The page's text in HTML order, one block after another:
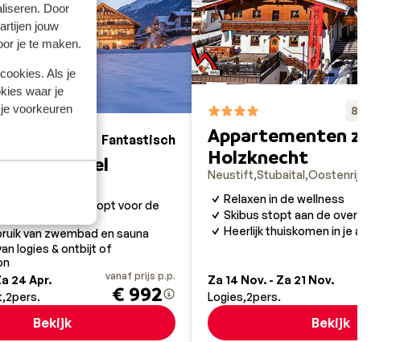
Door
jouw
je te maken.
Als je
waar je
voorkeuren
Fantastisch
Bergjuwel
gletsjer stopt voor de
van zwembad en sauna
logies & ontbijt of
24 Apr.
2pers.
vanaf prijs p.p.
€ 992
Bekijk
8.2
Appartementen zum
Holzknecht
Neustift Stubaital Oostenrijk
Relaxen in de wellness
Skibus stopt aan de overkant
Heerlijk thuiskomen in je
Za 14 Nov. - Za 21 Nov.
Logies 2pers.
Bekijk